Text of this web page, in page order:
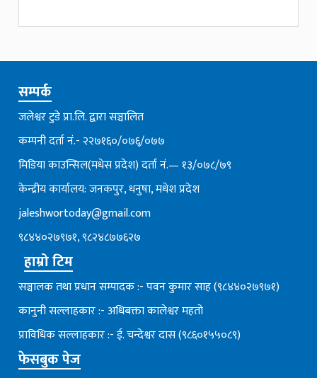
सम्पर्क
जलेश्वर टुडे प्रा.लि. द्वारा सञ्चालित
कम्पनी दर्ता नं.- २२७१६०/०७६्/०७७
मिडिया काउन्सिल(मधेस प्रदेश) दर्ता नं.— १३/०७८/७९
केन्द्रीय कार्यालय: जनकपुर, धनुषा, मधेश प्रदेश
jaleshwortoday@gmail.com
९८४४०२७९७१, ९८२४८७७६२७
हाम्रो टिम
सञ्चालक तथा प्रधान सम्पादक :- पवन कुमार साह (९८४४०२७९७१)
कानुनी सल्लाहकार :- अधिबक्ता कालेश्वर महतो
प्राविधिक सल्लाहकार :- ई. चन्देश्वर दास (९८६०१५५०८९)
फेसबुक पेज